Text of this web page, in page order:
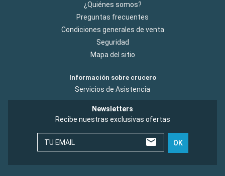
¿Quiénes somos?
Preguntas frecuentes
Condiciones generales de venta
Seguridad
Mapa del sitio
Información sobre crucero
Servicios de Asistencia
Newsletters
Recibe nuestras exclusivas ofertas
TU EMAIL OK